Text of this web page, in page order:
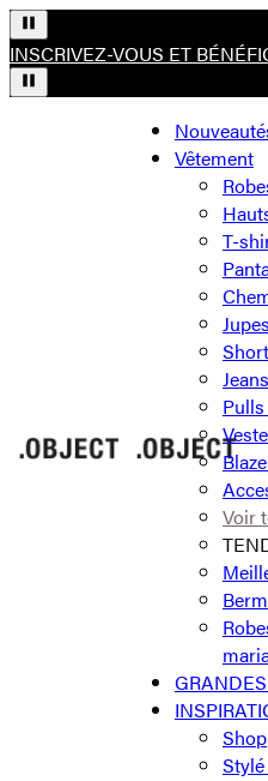
INSCRIVEZ-VOUS ET
Vêtement
T-
Jupes
Jeans
Voir